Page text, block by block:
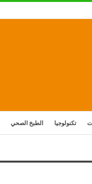
تكنولوجيا الطبخ الصحي